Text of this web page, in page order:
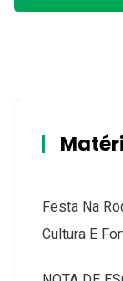
Festa Na
Cultura E